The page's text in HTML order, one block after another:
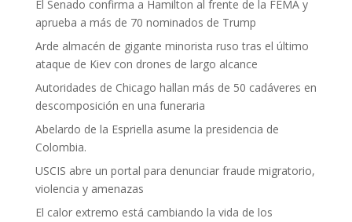
El Senado confirma a Hamilton al frente de la FEMA y
aprueba a más de 70 nominados de Trump
Arde almacén de gigante minorista ruso tras el último
ataque de Kiev con drones de largo alcance
Autoridades de Chicago hallan más de 50 cadáveres en
descomposición en una funeraria
Abelardo de la Espriella asume la presidencia de
Colombia.
USCIS abre un portal para denunciar fraude migratorio,
violencia y amenazas
El calor extremo está cambiando la vida de los